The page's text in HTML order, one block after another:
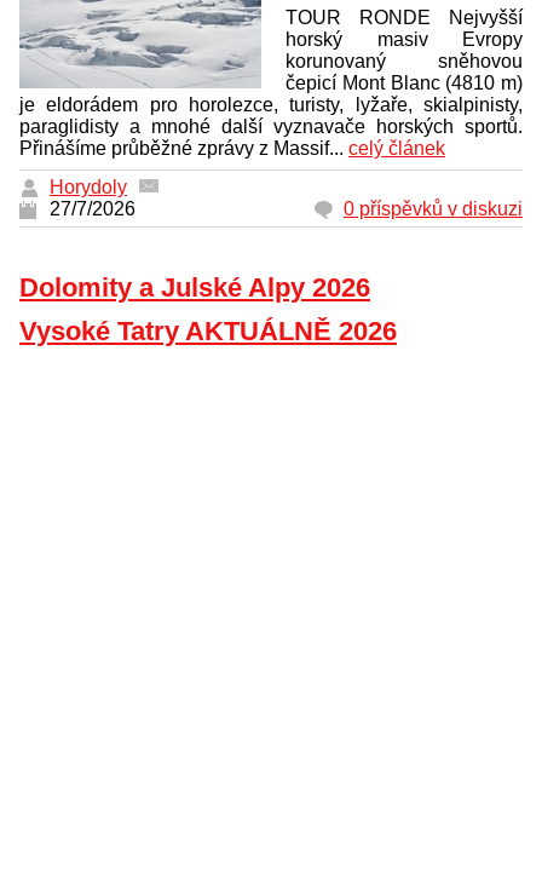
TOUR RONDE Nejvyšší
horský masiv Evropy
korunovaný sněhovou
čepicí Mont Blanc (4810 m)
je eldorádem pro horolezce, turisty, lyžaře, skialpinisty,
paraglidisty a mnohé další vyznavače horských sportů.
Přinášíme průběžné zprávy z Massif... celý článek
Horydoly
27/7/2026
0 příspěvků v diskuzi
Dolomity a Julské Alpy 2026
Vysoké Tatry AKTUÁLNĚ 2026